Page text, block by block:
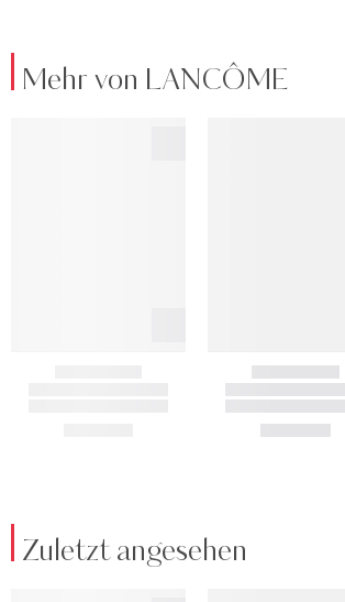
Mehr von LANCÔME
Zuletzt angesehen